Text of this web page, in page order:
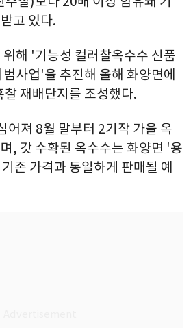
고 있다.
해 '기능성 컬러찰옥수수 신품
사업'을 추진해 올해 화양면에
재배단지를 조성했다.
어져 8월 말부터 2기작 가을 옥
, 갓 수확된 옥수수는 화양면 '용
존 가격과 동일하게 판매될 예